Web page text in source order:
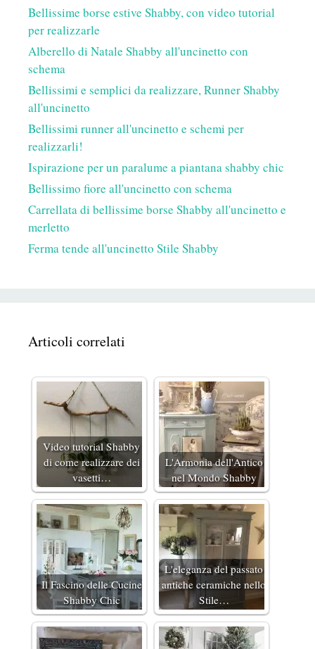
Bellissime borse estive Shabby, con video tutorial
per realizzarle
Alberello di Natale Shabby all'uncinetto con
schema
Bellissimi e semplici da realizzare, Runner Shabby
all'uncinetto
Bellissimi runner all'uncinetto e schemi per
realizzarli!
Ispirazione per un paralume a piantana shabby chic
Bellissimo fiore all'uncinetto con schema
Carrellata di bellissime borse Shabby all'uncinetto e
merletto
Ferma tende all'uncinetto Stile Shabby
Articoli correlati
Video tutorial Shabby
di come realizzare dei
vasetti…
L'Armonia dell'Antico
nel Mondo Shabby
Il Fascino delle Cucine
Shabby Chic
L'eleganza del passato
antiche ceramiche nello
Stile…